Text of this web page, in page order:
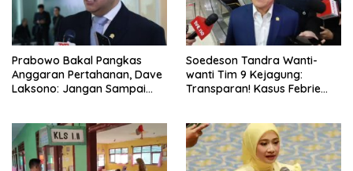
Prabowo Bakal Pangkas
Anggaran Pertahanan, Dave
Laksono: Jangan Sampai
Soedeson Tandra Wanti-
wanti Tim 9 Kejagung:
Transparan! Kasus Febrie